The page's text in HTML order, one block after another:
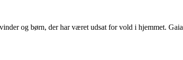
og børn, der har været udsat for vold i hjemmet.